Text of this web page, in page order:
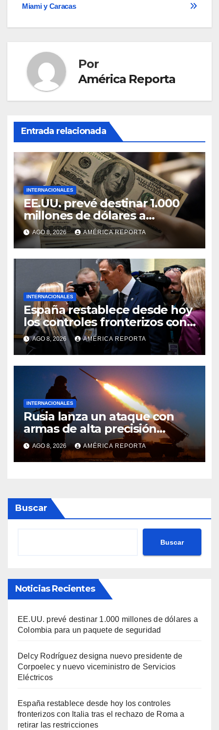
entradas
Miami y Caracas
Por
América Reporta
Entrada relacionada
INTERNACIONALES
EE.UU. prevé destinar 1.000
millones de dólares a
Colombia para un paquete de
seguridad
AGO 8, 2026 AMÉRICA REPORTA
INTERNACIONALES
España restablece desde hoy
los controles fronterizos con
Italia tras el rechazo de Roma
a retirar las restricciones
AGO 8, 2026 AMÉRICA REPORTA
INTERNACIONALES
Rusia lanza un ataque con
armas de alta precisión
contra la industria militar en
Kiev
AGO 8, 2026 AMÉRICA REPORTA
Buscar
Buscar
Noticias Recientes
EE.UU. prevé destinar 1.000 millones de dólares a
Colombia para un paquete de seguridad
Delcy Rodríguez designa nuevo presidente de
Corpoelec y nuevo viceministro de Servicios
Eléctricos
España restablece desde hoy los controles
fronterizos con Italia tras el rechazo de Roma a
retirar las restricciones